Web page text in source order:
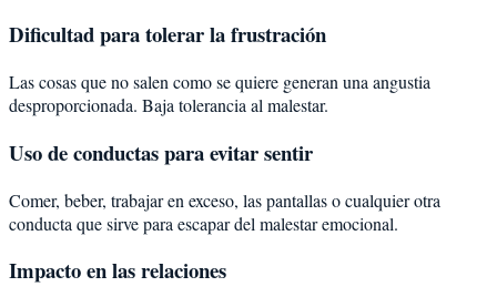
Dificultad para tolerar la frustración
Las cosas que no salen como se quiere generan una angustia
desproporcionada. Baja tolerancia al malestar.
Uso de conductas para evitar sentir
Comer, beber, trabajar en exceso, las pantallas o cualquier otra
conducta que sirve para escapar del malestar emocional.
Impacto en las relaciones